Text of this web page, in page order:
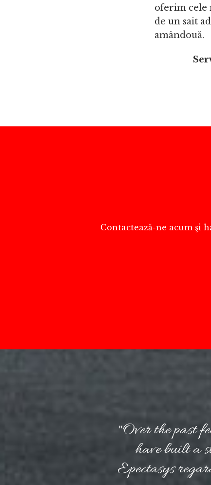
oferim cele
de un sait
amândouă.
Contactează-ne acum şi
"Over the past
have built a
Epectasys